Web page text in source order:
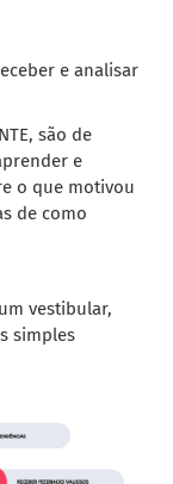
e analisar
são de
e
o que motivou
de como
vestibular,
simples